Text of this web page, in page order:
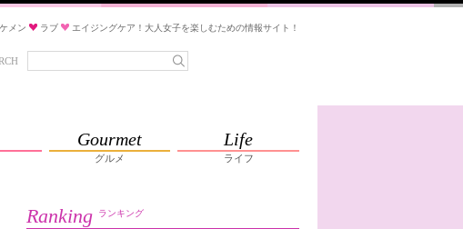
メン ラブ エイジングケア！大人女子を楽しむための情報サイト！
Gourmet
グルメ
Life
ライフ
Ranking ランキング